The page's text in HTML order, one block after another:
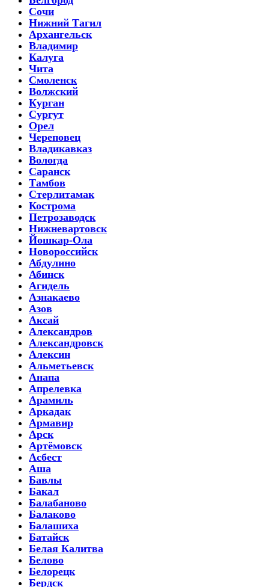
Сочи
Нижний Тагил
Архангельск
Владимир
Калуга
Чита
Смоленск
Волжский
Курган
Сургут
Орел
Череповец
Владикавказ
Вологда
Саранск
Тамбов
Стерлитамак
Кострома
Петрозаводск
Нижневартовск
Йошкар-Ола
Новороссийск
Абдулино
Абинск
Агидель
Азнакаево
Азов
Аксай
Александров
Александровск
Алексин
Альметьевск
Анапа
Апрелевка
Арамиль
Аркадак
Армавир
Арск
Артёмовск
Асбест
Аша
Бавлы
Бакал
Балабаново
Балаково
Балашиха
Батайск
Белая Калитва
Белово
Белорецк
Бердск